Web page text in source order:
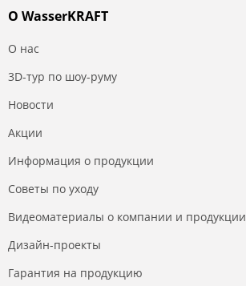
О WasserKRAFT
О нас
3D-тур по шоу-руму
Новости
Акции
Информация о продукции
Советы по уходу
Видеоматериалы о компании и продукции
Дизайн-проекты
Гарантия на продукцию